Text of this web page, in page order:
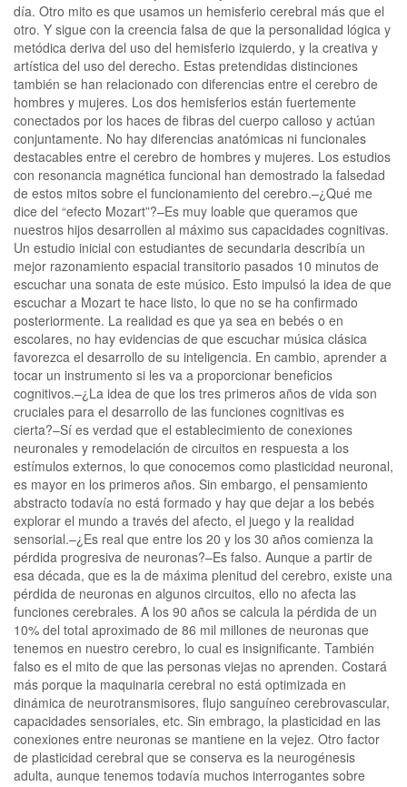
día. Otro mito es que usamos un hemisferio cerebral más que el
otro. Y sigue con la creencia falsa de que la personalidad lógica y
metódica deriva del uso del hemisferio izquierdo, y la creativa y
artística del uso del derecho. Estas pretendidas distinciones
también se han relacionado con diferencias entre el cerebro de
hombres y mujeres. Los dos hemisferios están fuertemente
conectados por los haces de fibras del cuerpo calloso y actúan
conjuntamente. No hay diferencias anatómicas ni funcionales
destacables entre el cerebro de hombres y mujeres. Los estudios
con resonancia magnética funcional han demostrado la falsedad
de estos mitos sobre el funcionamiento del cerebro.–¿Qué me
dice del “efecto Mozart”?–Es muy loable que queramos que
nuestros hijos desarrollen al máximo sus capacidades cognitivas.
Un estudio inicial con estudiantes de secundaria describía un
mejor razonamiento espacial transitorio pasados 10 minutos de
escuchar una sonata de este músico. Esto impulsó la idea de que
escuchar a Mozart te hace listo, lo que no se ha confirmado
posteriormente. La realidad es que ya sea en bebés o en
escolares, no hay evidencias de que escuchar música clásica
favorezca el desarrollo de su inteligencia. En cambio, aprender a
tocar un instrumento si les va a proporcionar beneficios
cognitivos.–¿La idea de que los tres primeros años de vida son
cruciales para el desarrollo de las funciones cognitivas es
cierta?–Sí es verdad que el establecimiento de conexiones
neuronales y remodelación de circuitos en respuesta a los
estímulos externos, lo que conocemos como plasticidad neuronal,
es mayor en los primeros años. Sin embargo, el pensamiento
abstracto todavía no está formado y hay que dejar a los bebés
explorar el mundo a través del afecto, el juego y la realidad
sensorial.–¿Es real que entre los 20 y los 30 años comienza la
pérdida progresiva de neuronas?–Es falso. Aunque a partir de
esa década, que es la de máxima plenitud del cerebro, existe una
pérdida de neuronas en algunos circuitos, ello no afecta las
funciones cerebrales. A los 90 años se calcula la pérdida de un
10% del total aproximado de 86 mil millones de neuronas que
tenemos en nuestro cerebro, lo cual es insignificante. También
falso es el mito de que las personas viejas no aprenden. Costará
más porque la maquinaria cerebral no está optimizada en
dinámica de neurotransmisores, flujo sanguíneo cerebrovascular,
capacidades sensoriales, etc. Sin embrago, la plasticidad en las
conexiones entre neuronas se mantiene en la vejez. Otro factor
de plasticidad cerebral que se conserva es la neurogénesis
adulta, aunque tenemos todavía muchos interrogantes sobre